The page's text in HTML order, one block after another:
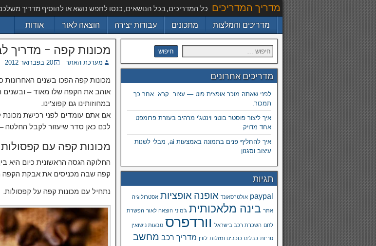
מדריך המדריכים כל המדריכים, בכל הנושאים, כנסו לחפש נושא או להוסיף מדריך
מדריכים והמלצות מתכונים עבודות יצירה הוצאה לאור אודות
מכונות קפה – מדריך
מערכת האתר 20 בפברואר 2012
מכונות קפה הפכו בשנים
אוהב את הקפה שלו מאוד – ובשנים
במחוזותינו גם קפוצ'ינו.
אם אתם עומדים לפני רכישת
לכם כאן סדר שיעזור לקבל
מכונות קפה עם קפסולות
קפה שבה מכניסים את אבקת הקפה
נתחיל עם מכונות קפה על קפסולות.
מדריכים אחרונים
לפני שאתה מוכר אופצית פוט — עצור. קרא. אחר כך
תמכור.
איך ליצור פוסטר בוטני וינטג'י מרהיב בעזרת פרומפט
אחד מדויק
איך להחליף פנים בתמונה באמצעות ai, מבלי לשנות
עיצוב וסגנון
תגיות
paypal אולטרסאונד אופנה אופציות אסטרולוגיה
אתר בינה מלאכותית ג'מיני הוצאה לאור הפשרת
לחם השכרת רכב בישראל וורדפרס טבעות נישואין
טריות כבלים כוכבים ומזלות לווין מדריך רכב מחשב